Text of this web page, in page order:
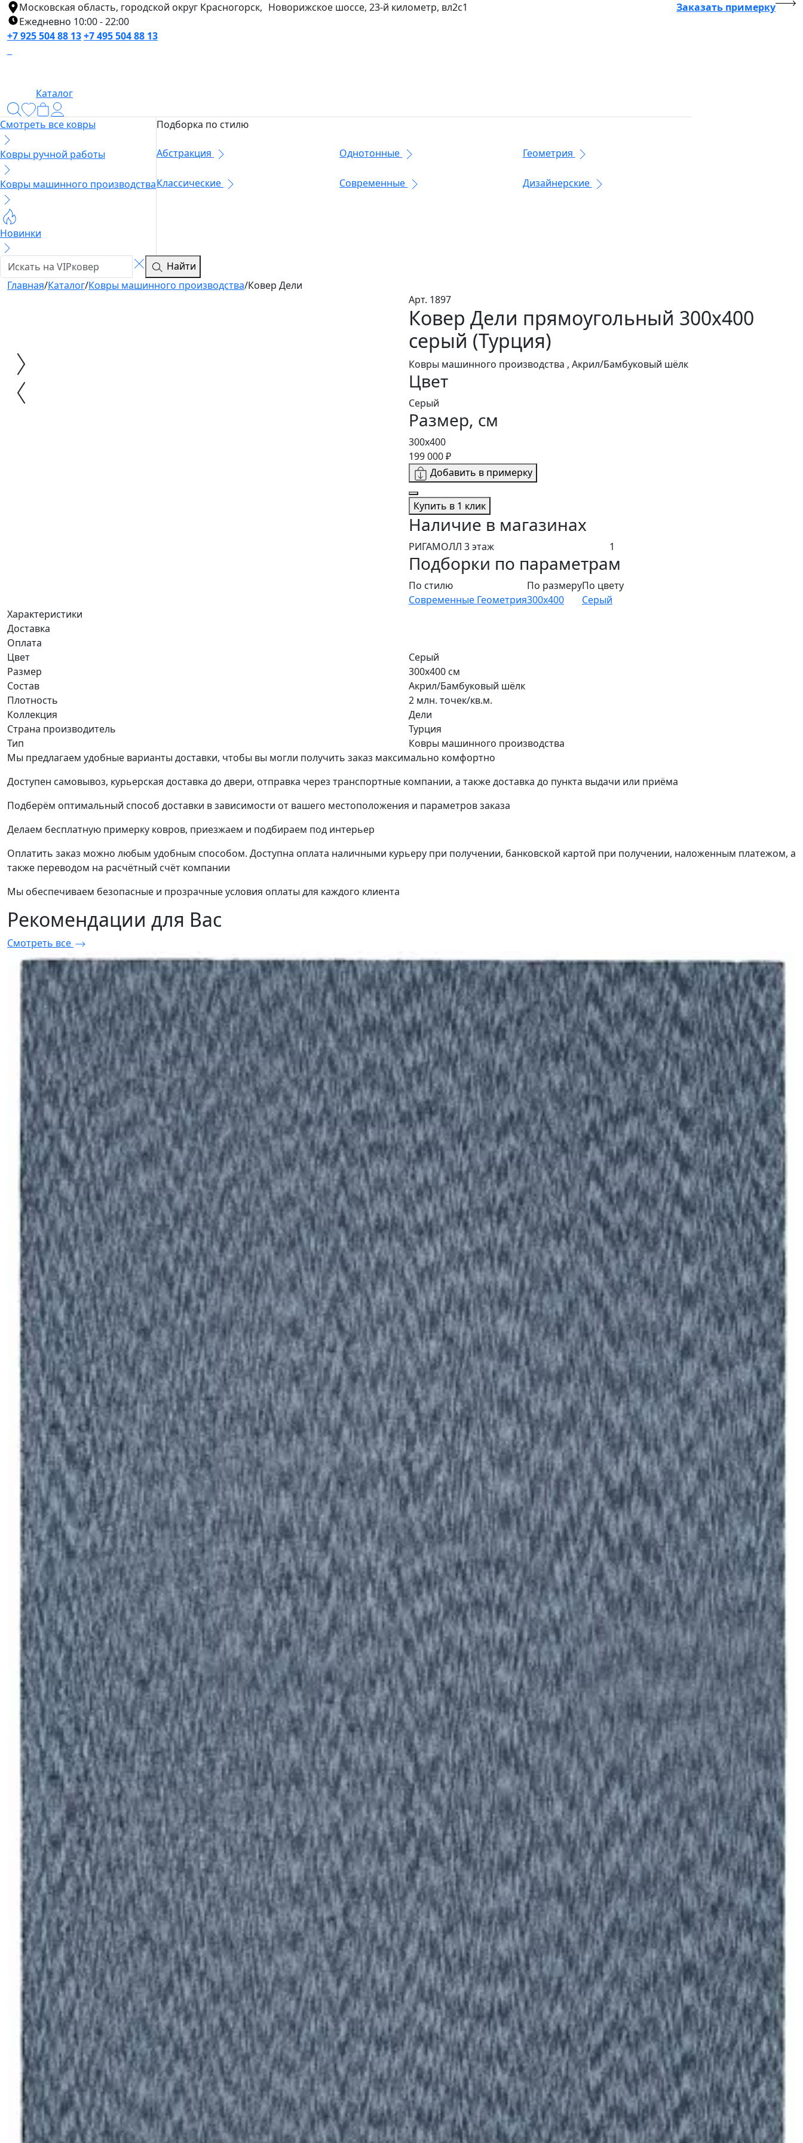
Московская область, городской округ Красногорск, Новорижское шоссе, 23-й километр, вл2с1
Ежедневно 10:00 - 22:00
+7 925 504 88 13+7 495 504 88 13
Заказать примерку
Каталог
Смотреть все ковры
Ковры ручной работы
Ковры машинного производства
Новинки
Подборка по стилю
Абстракция Однотонные Геометрия
Классические Современные Дизайнерские
Найти
Главная/Каталог/Ковры машинного производства/Ковер Дели
Арт. 1897
Ковер Дели прямоугольный 300x400
серый (Турция)
Ковры машинного производства , Акрил/Бамбуковый шёлк
Цвет
Серый
Размер, см
300x400
199 000 ₽
Добавить в примерку
Купить в 1 клик
Наличие в магазинах
РИГАМОЛЛ 3 этаж 1
Подборки по параметрам
По стилю
Современные Геометрия
По размеру
300x400
По цвету
Серый
Характеристики
Доставка
Оплата
Цвет
Серый
Размер
300x400 см
Состав
Акрил/Бамбуковый шёлк
Плотность
2 млн. точек/кв.м.
Коллекция
Дели
Страна производитель
Турция
Тип
Ковры машинного производства
Мы предлагаем удобные варианты доставки, чтобы вы могли получить заказ максимально комфортно
Доступен самовывоз, курьерская доставка до двери, отправка через транспортные компании, а также доставка до пункта выдачи или приёма
Подберём оптимальный способ доставки в зависимости от вашего местоположения и параметров заказа
Делаем бесплатную примерку ковров, приезжаем и подбираем под интерьер
Оплатить заказ можно любым удобным способом. Доступна оплата наличными курьеру при получении, банковской картой при получении, наложенным платежом, а
также переводом на расчётный счёт компании
Мы обеспечиваем безопасные и прозрачные условия оплаты для каждого клиента
Рекомендации для Вас
Смотреть все